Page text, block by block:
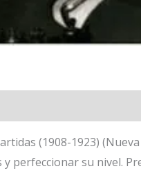
(1908-1923)
perfeccionar su nivel.